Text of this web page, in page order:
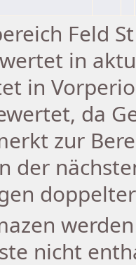
Feld
in
in
da
zur
der
nicht